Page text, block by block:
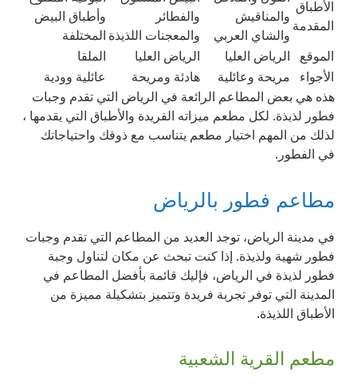
الأطباق
المقدمة
والمناقيش
والشاي العربي
والفطائر
والمعجنات اللذيذة
وأطباق البيض
المختلفة
الموقع
الرياض العليا الرياض العليا
الملقا
الأجواء
مريحة وعائلية هادئة ومريحة
عائلية وودية
هذه هي بعض المطاعم الرائعة في الرياض التي تقدم وجبات
فطور لذيذة. لكل مطعم ميزاته الفريدة والأطباق التي يقدمها ،
لذلك من المهم اختيار مطعم يتناسب مع ذوقك واحتياجاتك
في الفطور.
مطاعم فطور بالرياض
في مدينة الرياض، توجد العديد من المطاعم التي تقدم وجبات
فطور شهية ولذيذة. إذا كنت تبحث عن مكان لتناول وجبة
فطور لذيذة في الرياض، فإليك قائمة بأفضل المطاعم في
المدينة التي توفر تجربة فريدة وتتميز بتشكيلة مميزة من
الأطباق اللذيذة.
مطعم القرية الشعبية